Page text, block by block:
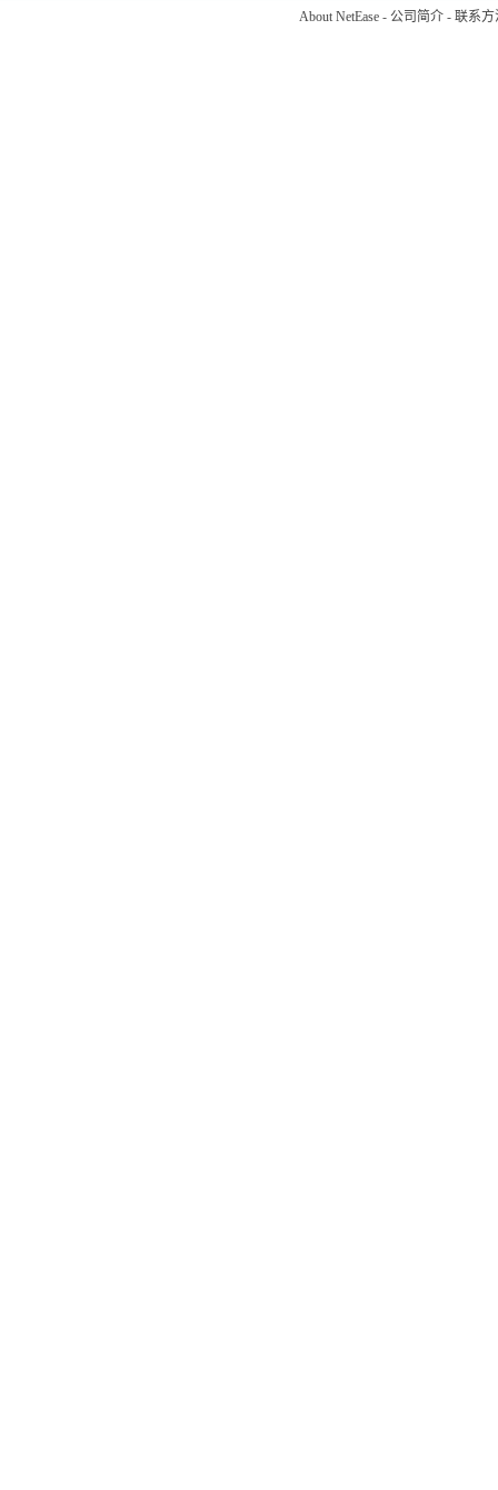
About NetEase - 公司简介 - 联系方